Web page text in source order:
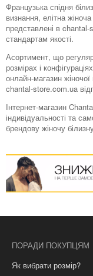
Французька спідня
визнання, елітна
представлені в
стандартам якості.
Асортимент, що
розмірах і
онлайн-магазин
chantal-store.com.ua
Інтернет-магазин
індивідуальності та
брендову жіночу
ПОРАДИ ПОКУПЦЯМ
Як вибрати розмір?